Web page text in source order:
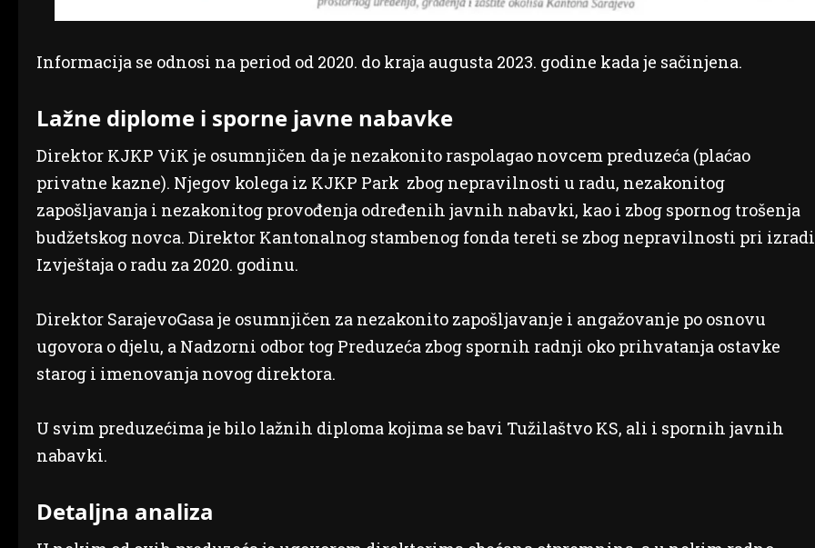
Informacija se odnosi na period od 2020. do kraja augusta 2023. godine kada je sačinjena.
Lažne diplome i sporne javne nabavke
Direktor KJKP ViK je osumnjičen da je nezakonito raspolagao novcem preduzeća (plaćao
privatne kazne). Njegov kolega iz KJKP Park zbog nepravilnosti u radu, nezakonitog
zapošljavanja i nezakonitog provođenja određenih javnih nabavki, kao i zbog spornog trošenja
budžetskog novca. Direktor Kantonalnog stambenog fonda tereti se zbog nepravilnosti pri izradi
Izvještaja o radu za 2020. godinu.
Direktor SarajevoGasa je osumnjičen za nezakonito zapošljavanje i angažovanje po osnovu
ugovora o djelu, a Nadzorni odbor tog Preduzeća zbog spornih radnji oko prihvatanja ostavke
starog i imenovanja novog direktora.
U svim preduzećima je bilo lažnih diploma kojima se bavi Tužilaštvo KS, ali i spornih javnih
nabavki.
Detaljna analiza